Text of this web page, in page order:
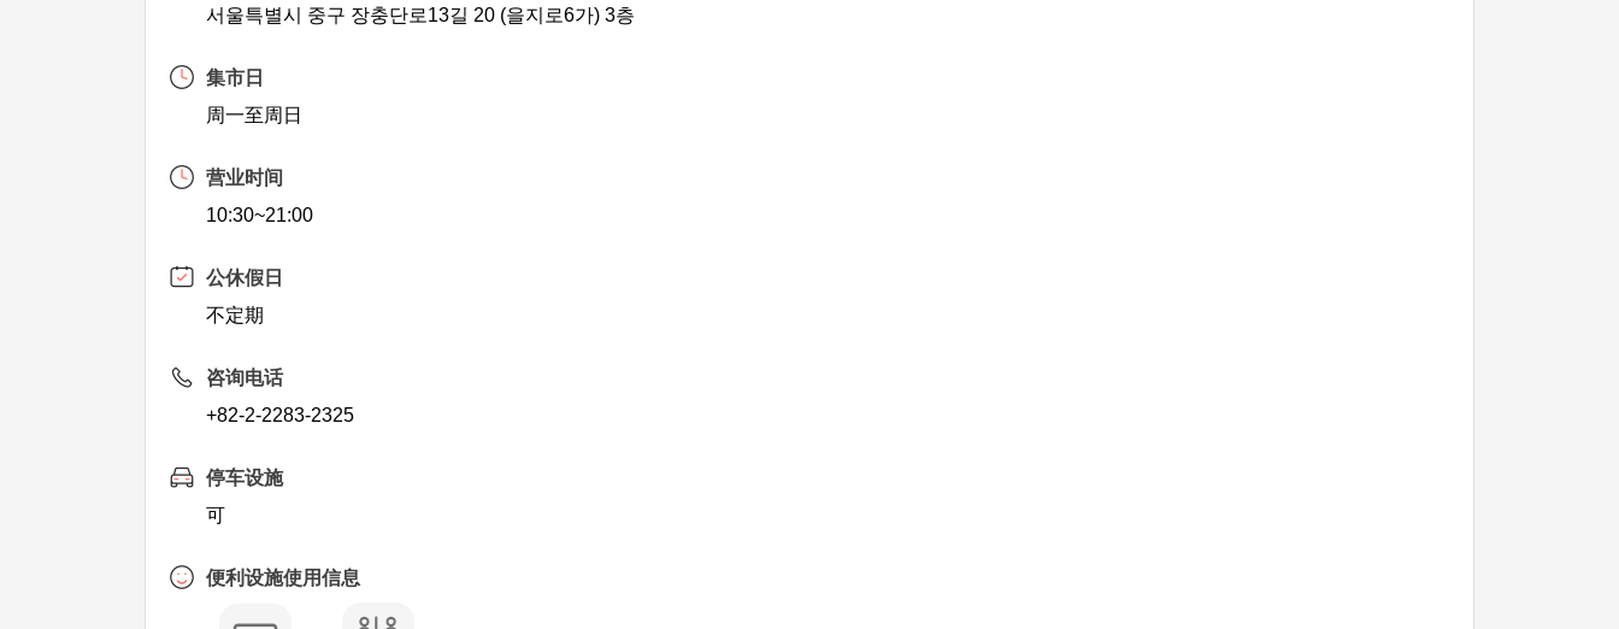
서울특별시 중구 장충단로13길 20 (을지로6가) 3층
集市日
周一至周日
营业时间
10:30~21:00
公休假日
不定期
咨询电话
+82-2-2283-2325
停车设施
可
便利设施使用信息